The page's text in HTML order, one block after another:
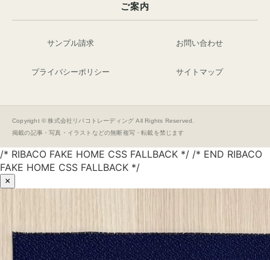
ご案内
サンプル請求 お問い合わせ
プライバシーポリシー サイトマップ
Copyright © 株式会社リバコトレーディング All Rights Reserved.
掲載の記事・写真・イラストなどの無断複写・転載を禁じます
/* RIBACO FAKE HOME CSS FALLBACK */ /* END RIBACO
FAKE HOME CSS FALLBACK */
×